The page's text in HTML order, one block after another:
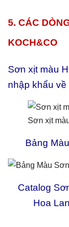
5. CÁC
KOCH&CO
Sơn xịt màu
nhập khẩu
Sơn xịt
Bảng
Catalog
Hoa